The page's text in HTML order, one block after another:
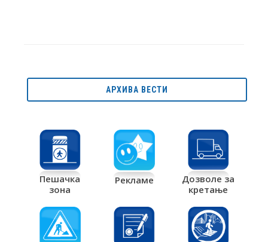
АРХИВА ВЕСТИ
Пешачка
зона
Рекламе
Дозволе за
кретање